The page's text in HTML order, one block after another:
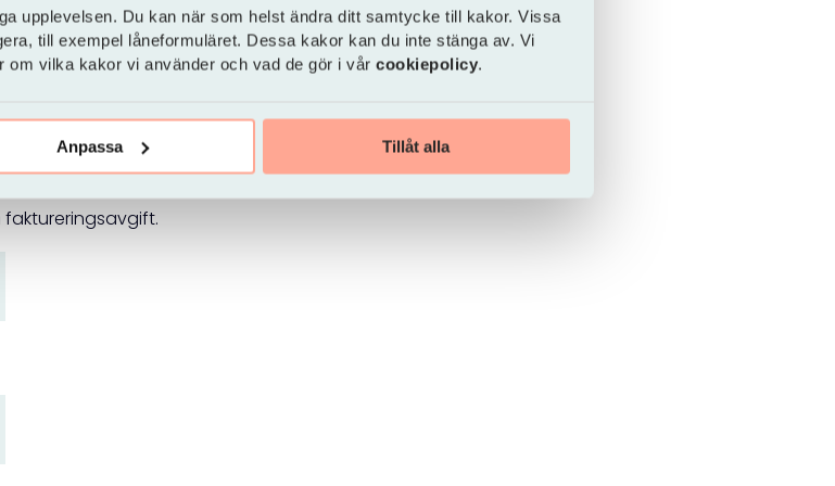
upplevelsen. Du kan när som helst ändra ditt samtycke till kakor. Vissa
till exempel låneformuläret. Dessa kakor kan du inte stänga av. Vi
om vilka kakor vi använder och vad de gör i vår cookiepolicy.
Anpassa Tillåt alla
privatlån
att du endast betalar under den tid du
göra extra inbetalningar när det finns